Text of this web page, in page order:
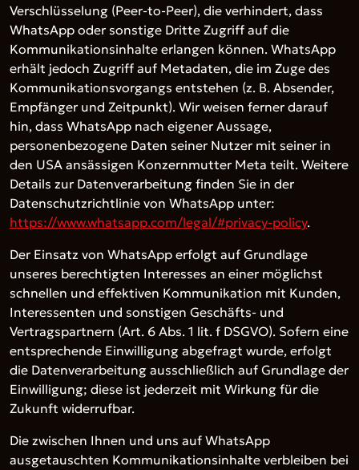
Verschlüsselung (Peer-to-Peer), die verhindert, dass
WhatsApp oder sonstige Dritte Zugriff auf die
Kommunikationsinhalte erlangen können. WhatsApp
erhält jedoch Zugriff auf Metadaten, die im Zuge des
Kommunikationsvorgangs entstehen (z. B. Absender,
Empfänger und Zeitpunkt). Wir weisen ferner darauf
hin, dass WhatsApp nach eigener Aussage,
personenbezogene Daten seiner Nutzer mit seiner in
den USA ansässigen Konzernmutter Meta teilt. Weitere
Details zur Datenverarbeitung finden Sie in der
Datenschutzrichtlinie von WhatsApp unter:
https://www.whatsapp.com/legal/#privacy-policy.
Der Einsatz von WhatsApp erfolgt auf Grundlage
unseres berechtigten Interesses an einer möglichst
schnellen und effektiven Kommunikation mit Kunden,
Interessenten und sonstigen Geschäfts- und
Vertragspartnern (Art. 6 Abs. 1 lit. f DSGVO). Sofern eine
entsprechende Einwilligung abgefragt wurde, erfolgt
die Datenverarbeitung ausschließlich auf Grundlage der
Einwilligung; diese ist jederzeit mit Wirkung für die
Zukunft widerrufbar.
Die zwischen Ihnen und uns auf WhatsApp
ausgetauschten Kommunikationsinhalte verbleiben bei